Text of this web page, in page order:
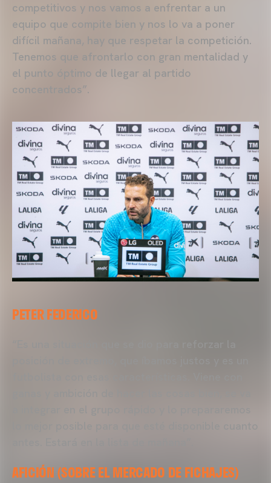
competitivos y nos vamos a enfrentar a un
equipo que compite bien y nos lo va a poner
difícil mañana, hay que respetar la competición.
Tenemos que afrontarlo con gran mentalidad y
el punto óptimo de llegar al partido
concentrados”.
PETER FEDERICO
AFICIÓN (SOBRE EL MERCADO DE FICHAJES)